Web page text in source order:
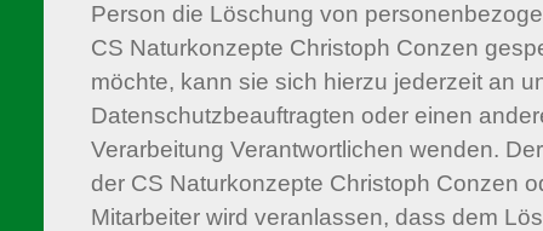
Person die Löschung von
CS Naturkonzepte Christoph Conzen
möchte, kann sie sich hierzu jederzeit an
Datenschutzbeauftragten oder einen
Verarbeitung Verantwortlichen wenden.
der CS Naturkonzepte Christoph Conzen
Mitarbeiter wird veranlassen, dass dem